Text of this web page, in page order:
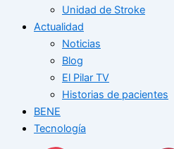
Unidad de Stroke
Actualidad
Noticias
Blog
El Pilar TV
Historias de pacientes
BENE
Tecnología